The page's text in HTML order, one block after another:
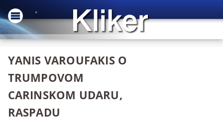
YANIS VAROUFAKIS O
TRUMPOVOM
CARINSKOM UDARU,
RASPADU